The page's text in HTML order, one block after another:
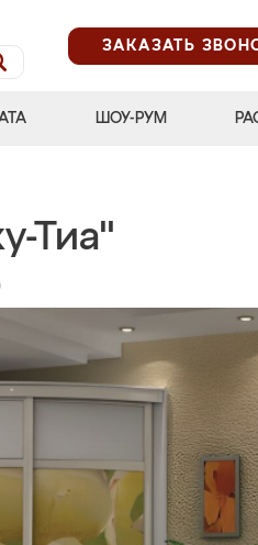
ЗАКАЗАТЬ
ШОУ-РУМ
Тиа"